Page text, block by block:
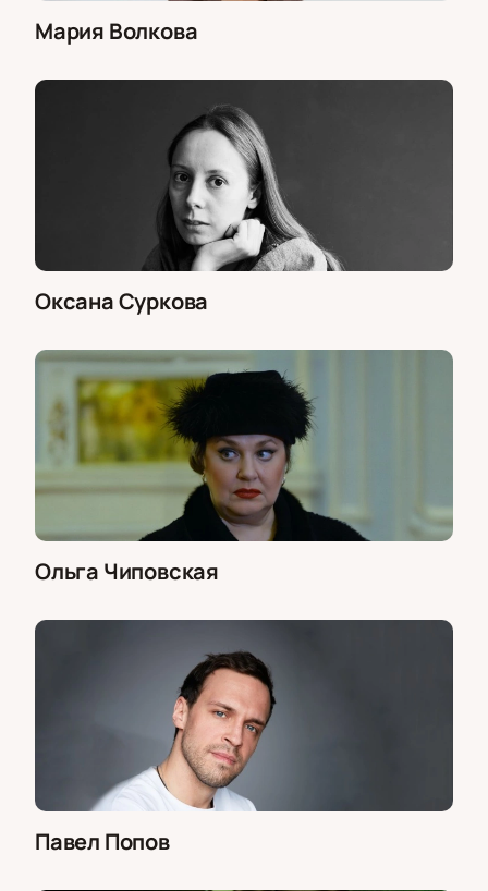
Мария Волкова
Оксана Суркова
Ольга Чиповская
Павел Попов